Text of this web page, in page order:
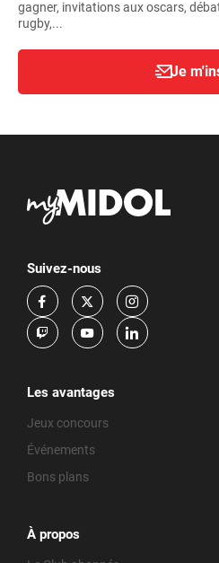
gagner, invitations aux oscars,
rugby,...
Je
Suivez-nous
Les avantages
Jeux concours
Événements
Bons plans
À propos